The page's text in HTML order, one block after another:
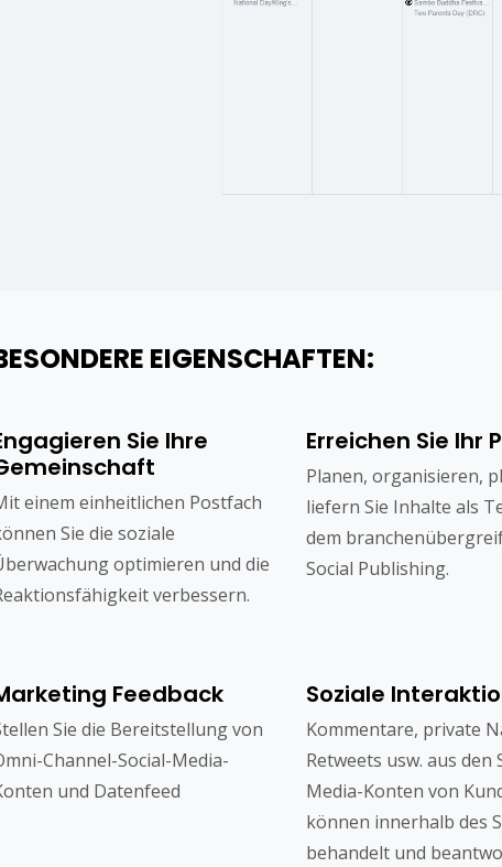
EIGENSCHAFTEN:
Sie Ihre
einem einheitlichen Postfach
Sie die soziale
optimieren und die
verbessern.
Erreichen Sie Ihr
Planen, organisieren,
liefern Sie Inhalte als
dem
Social Publishing.
Feedback
Sie die Bereitstellung von
Channel-Social-Media-
und Datenfeed
Soziale
Kommentare, private
Retweets usw. aus den
Media-Konten von
können innerhalb des
behandelt und